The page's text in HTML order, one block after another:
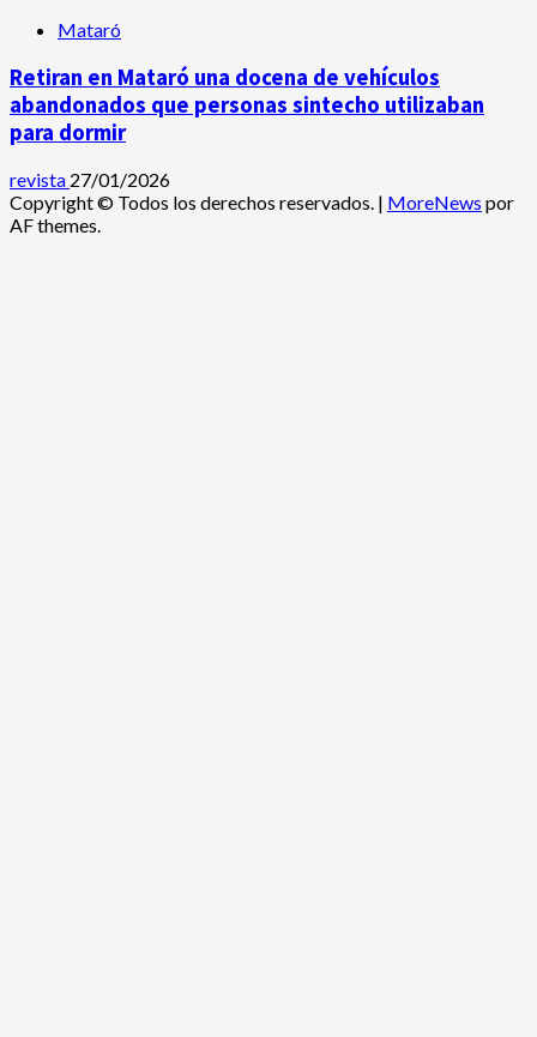
Mataró
Retiran en Mataró una docena de vehículos
abandonados que personas sintecho utilizaban
para dormir
revista 27/01/2026
Copyright © Todos los derechos reservados. | MoreNews por
AF themes.